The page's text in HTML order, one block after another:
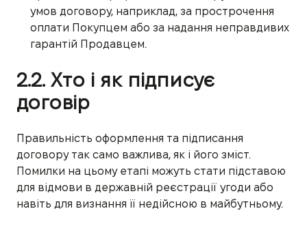
умов договору, наприклад, за прострочення
оплати Покупцем або за надання неправдивих
гарантій Продавцем.
2.2. Хто і як підписує
договір
Правильність оформлення та підписання
договору так само важлива, як і його зміст.
Помилки на цьому етапі можуть стати підставою
для відмови в державній реєстрації угоди або
навіть для визнання її недійсною в майбутньому.